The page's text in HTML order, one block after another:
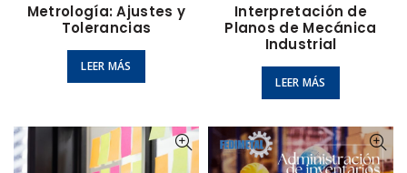
Metrología: Ajustes y
Tolerancias
LEER MÁS
Interpretación de
Planos de Mecánica
Industrial
LEER MÁS